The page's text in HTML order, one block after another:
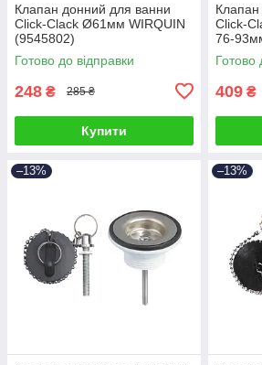
Клапан донний для ванни
Click-Clack Ø61мм WIRQUIN
(9545802)
Готово до відправки
248 ₴ 285 ₴
Купити
Click-
76-
Готово
409 ₴
–13% –13%